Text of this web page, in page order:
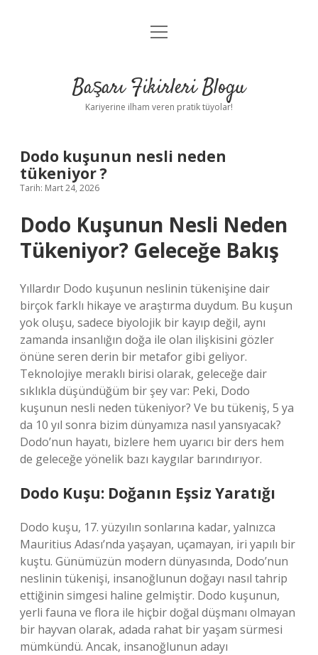
Anasayfa
Yasal Uyarı
menüyü
Başarı Fikirleri Blogu
Kariyerine ilham veren pratik tüyolar!
Dodo kuşunun nesli neden
tükeniyor ?
Tarih: Mart 24, 2026
Dodo Kuşunun Nesli Neden
Tükeniyor? Geleceğe Bakış
Yıllardır Dodo kuşunun neslinin tükenişine dair
birçok farklı hikaye ve araştırma duydum. Bu kuşun
yok oluşu, sadece biyolojik bir kayıp değil, aynı
zamanda insanlığın doğa ile olan ilişkisini gözler
önüne seren derin bir metafor gibi geliyor.
Teknolojiye meraklı birisi olarak, geleceğe dair
sıklıkla düşündüğüm bir şey var: Peki, Dodo
kuşunun nesli neden tükeniyor? Ve bu tükeniş, 5 ya
da 10 yıl sonra bizim dünyamıza nasıl yansıyacak?
Dodo’nun hayatı, bizlere hem uyarıcı bir ders hem
de geleceğe yönelik bazı kaygılar barındırıyor.
Dodo Kuşu: Doğanın Eşsiz Yaratığı
Dodo kuşu, 17. yüzyılın sonlarına kadar, yalnızca
Mauritius Adası’nda yaşayan, uçamayan, iri yapılı bir
kuştu. Günümüzün modern dünyasında, Dodo’nun
neslinin tükenişi, insanoğlunun doğayı nasıl tahrip
ettiğinin simgesi haline gelmiştir. Dodo kuşunun,
yerli fauna ve flora ile hiçbir doğal düşmanı olmayan
bir hayvan olarak, adada rahat bir yaşam sürmesi
mümkündü. Ancak, insanoğlunun adayı